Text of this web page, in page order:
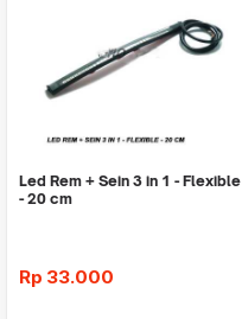
Led Rem + Sein 3 in 1 - Flexible
- 20 cm
Rp 33.000